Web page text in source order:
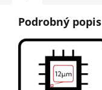
Podrobný popis